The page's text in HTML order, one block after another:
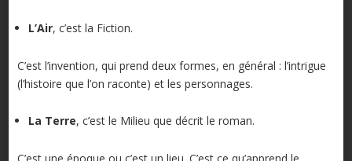
L’Air, c’est la Fiction.
C’est l’invention, qui prend deux formes, en général : l’intrigue
(l’histoire que l’on raconte) et les personnages.
La Terre, c’est le Milieu que décrit le roman.